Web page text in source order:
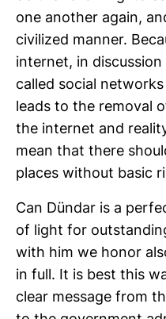
one ano­ther again,
civi­lized manner.
internet, in
called social
leads to the removal
the internet and
mean that there
places wit­hout basic
Can Dündar is a
of light for
with him we honor
in full. It is best this
clear mes­sage from